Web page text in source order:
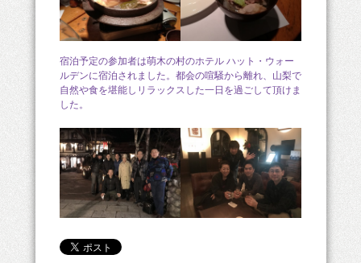
宿泊予定の参加者は萌木の村のホテル ハット・ウォー
ルデンに宿泊されました。都会の喧騒から離れ、山梨で
自然や食を堪能しリラックスした一日を過ごして頂けま
した。